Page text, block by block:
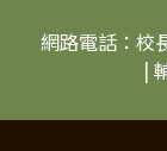
網路電話：校
|